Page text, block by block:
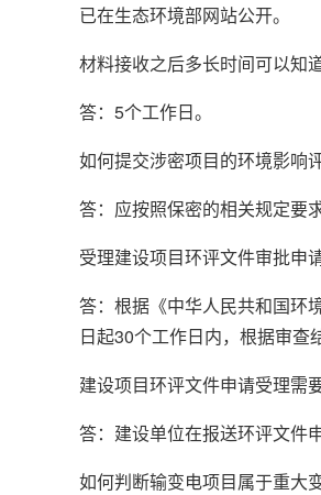
已在生态环境部网站公开。
材料接收之后多长时间可以知
答：5个工作日。
如何提交涉密项目的环境影响
答：应按照保密的相关规定要
受理建设项目环评文件审批申
答：根据《中华人民共和国环
日起30个工作日内，根据审查
建设项目环评文件申请受理需
答：建设单位在报送环评文件
如何判断输变电项目属于重大